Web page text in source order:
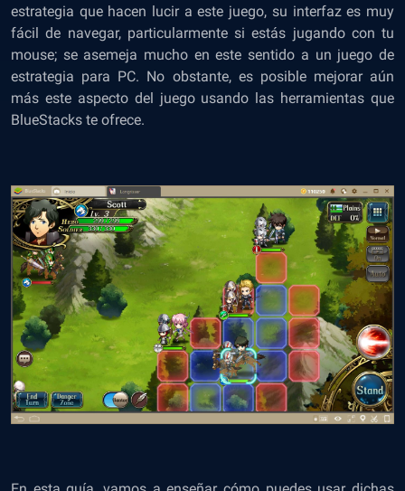
estrategia que hacen lucir a este juego, su interfaz es muy
fácil de navegar, particularmente si estás jugando con tu
mouse; se asemeja mucho en este sentido a un juego de
estrategia para PC. No obstante, es posible mejorar aún
más este aspecto del juego usando las herramientas que
BlueStacks te ofrece.